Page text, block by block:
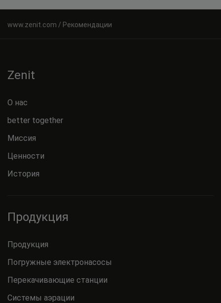
Рекомендации
Zenit
О нас
better together
Миссия
Ценности
История
Продукция
Продукция
Погружные электронасосы
Перекачивающие станции
Системы аэрации